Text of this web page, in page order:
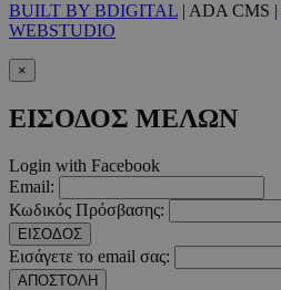
BUILT BY BDIGITAL | ADA CMS |
WEBSTUDIO
×
ΕΙΣΟΔΟΣ ΜΕΛΩΝ
Login with Facebook
Email:
Κωδικός Πρόσβασης:
ΕΙΣΟΔΟΣ
Εισάγετε το email σας:
ΑΠΟΣΤΟΛΗ